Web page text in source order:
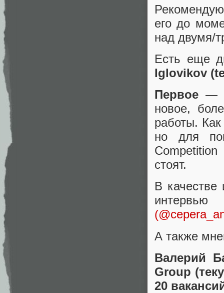
его до
над двумя/
Есть еще
Iglovikov
Первое —
новое,
работы.
но для
стоят.
В качестве
А также
Валерий
Group
20